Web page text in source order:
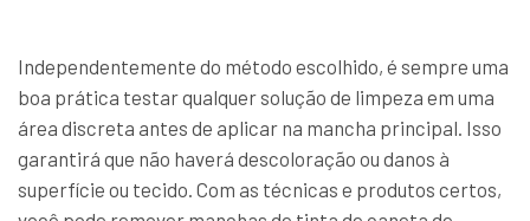
Independentemente do método escolhido, é sempre uma
boa prática testar qualquer solução de limpeza em uma
área discreta antes de aplicar na mancha principal. Isso
garantirá que não haverá descoloração ou danos à
superfície ou tecido. Com as técnicas e produtos certos,